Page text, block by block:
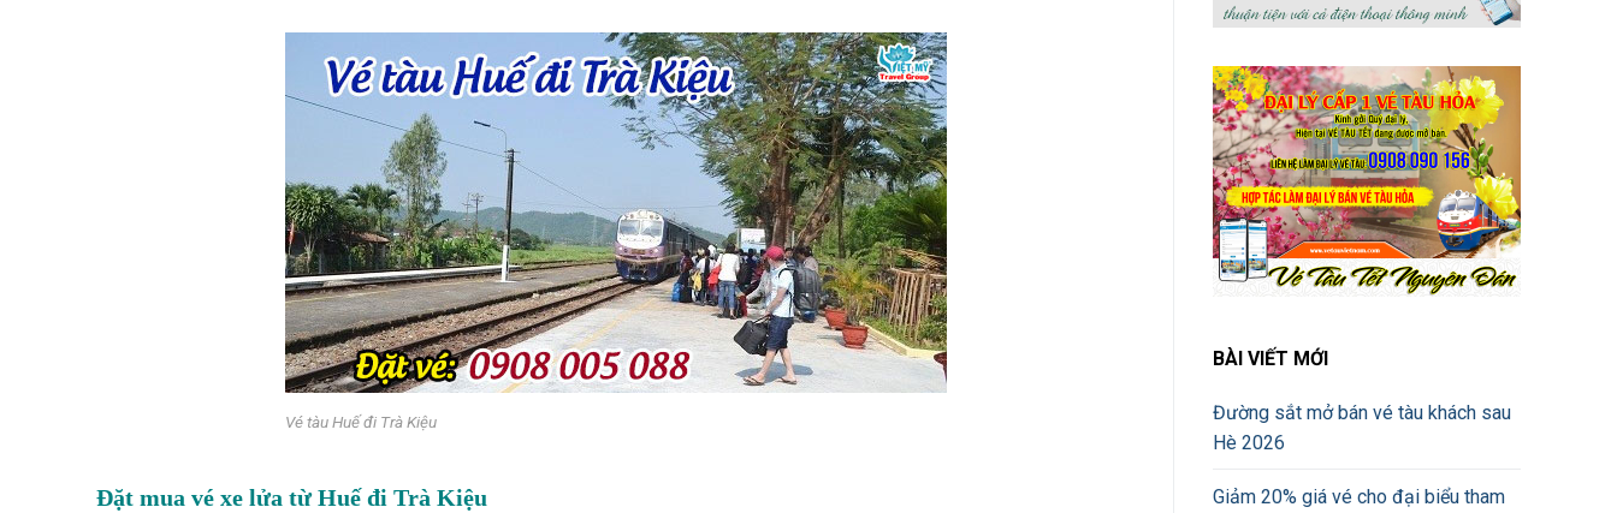
Vé tàu Huế đi Trà Kiệu
Đặt mua vé xe lửa từ Huế đi Trà Kiệu
BÀI VIẾT MỚI
Đường sắt mở bán vé tàu khách sau
Hè 2026
Giảm 20% giá vé cho đại biểu tham